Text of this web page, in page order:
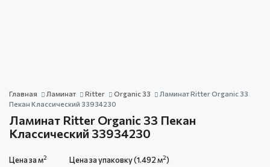
Главная Ламинат Ritter Organic 33
Ламинат Ritter Organic 33
Пекан Классический 33934230
Ламинат Ritter Organic 33 Пекан
Классический 33934230
Цена за м2 Цена за упаковку (1.492 м2)